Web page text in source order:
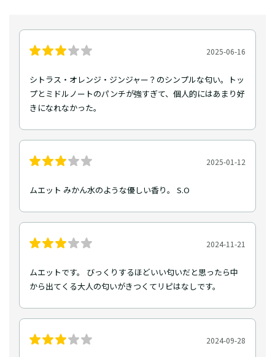
2025-06-16
シトラス・オレンジ・ジンジャー？のシンプルな匂い。トッ
プとミドルノートのパンチが強すぎて、個人的にはあまり好
きになれなかった。
2025-01-12
ムエット みかん水のような優しい香り。 S.O
2024-11-21
ムエットです。 びっくりするほどいい匂いだと思ったら中
から出てくる大人の匂いがきつくてリピはなしです。
2024-09-28